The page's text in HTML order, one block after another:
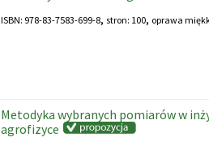
ISBN: 978-83-7583-699-8, stron: 100, oprawa
Metodyka wybranych pomiarów w
agrofizyce